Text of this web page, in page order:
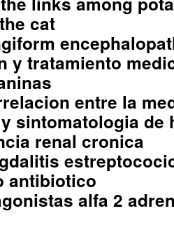
cat
y tratamiento
entre la
sintomatologia de
renal cronica
antibiotico
alfa 2